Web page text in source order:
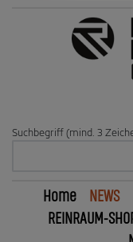
Suchbegriff (mind. 3
Home NEWS
REINRAUM-